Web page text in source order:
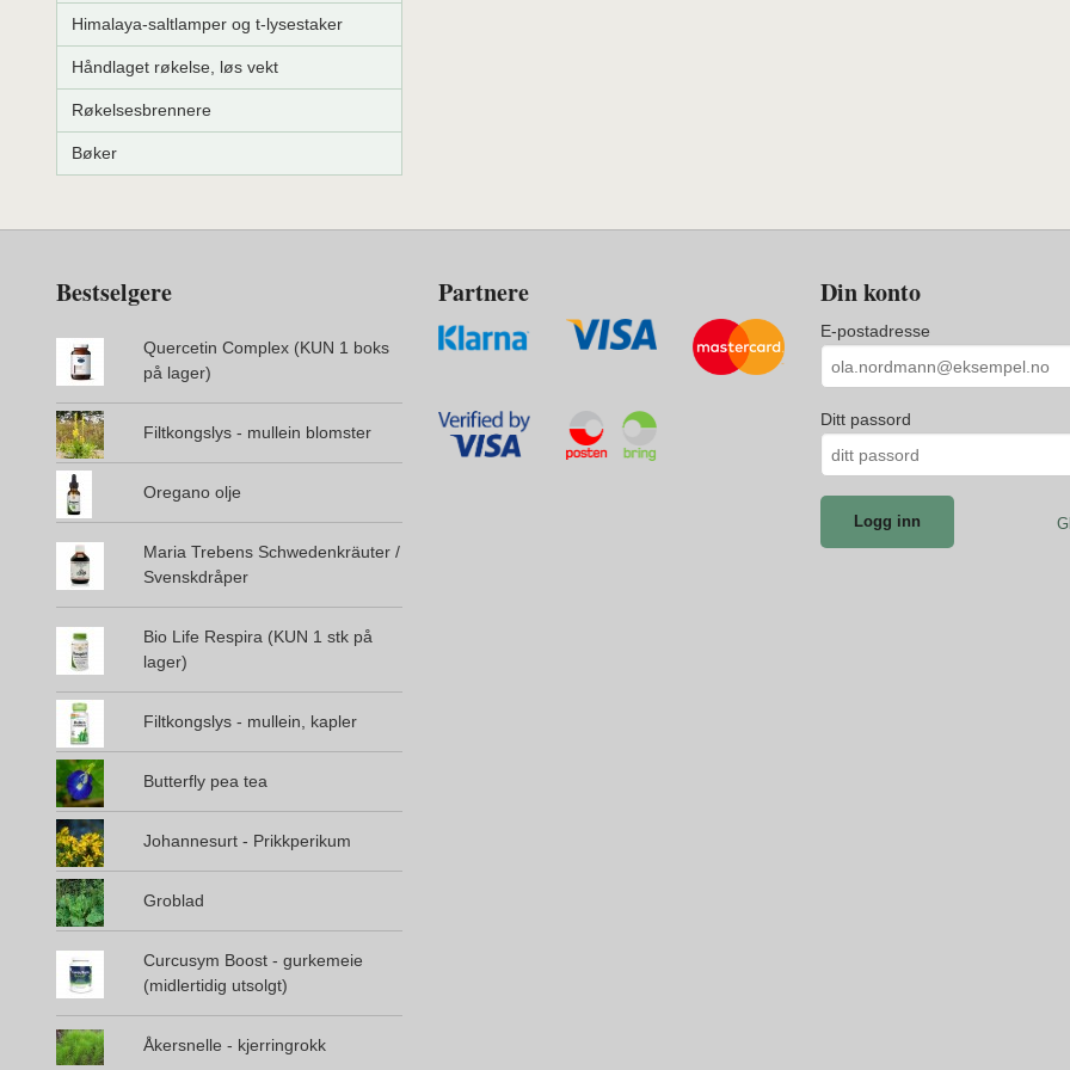
Himalaya-saltlamper og t-lysestaker
Håndlaget røkelse, løs vekt
Røkelsesbrennere
Bøker
Bestselgere
Quercetin Complex (KUN 1 boks
på lager)
Filtkongslys - mullein blomster
Oregano olje
Maria Trebens Schwedenkräuter /
Svenskdråper
Bio Life Respira (KUN 1 stk på
lager)
Filtkongslys - mullein, kapler
Butterfly pea tea
Johannesurt - Prikkperikum
Groblad
Curcusym Boost - gurkemeie
(midlertidig utsolgt)
Åkersnelle - kjerringrokk
Partnere Din konto
E-postadresse
Ditt passord